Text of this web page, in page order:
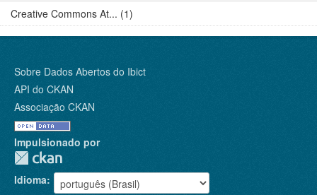
Creative Commons At... (1)
Sobre Dados Abertos do Ibict
API do CKAN
Associação CKAN
Impulsionado por
Idioma